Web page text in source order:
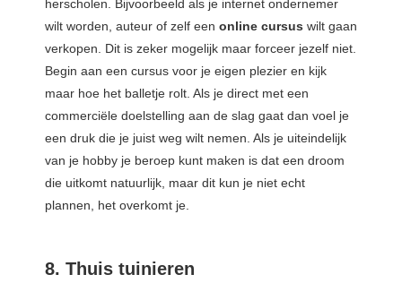
herscholen. Bijvoorbeeld als je internet ondernemer
wilt worden, auteur of zelf een online cursus wilt gaan
verkopen. Dit is zeker mogelijk maar forceer jezelf niet.
Begin aan een cursus voor je eigen plezier en kijk
maar hoe het balletje rolt. Als je direct met een
commerciële doelstelling aan de slag gaat dan voel je
een druk die je juist weg wilt nemen. Als je uiteindelijk
van je hobby je beroep kunt maken is dat een droom
die uitkomt natuurlijk, maar dit kun je niet echt
plannen, het overkomt je.
8. Thuis tuinieren